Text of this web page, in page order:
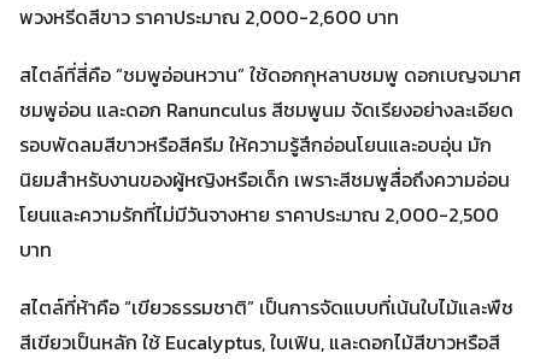
พวงหรีดสีขาว ราคาประมาณ 2,000-2,600 บาท
สไตล์ที่สี่คือ “ชมพูอ่อนหวาน” ใช้ดอกกุหลาบชมพู ดอกเบญจมาศ
ชมพูอ่อน และดอก Ranunculus สีชมพูนม จัดเรียงอย่างละเอียด
รอบพัดลมสีขาวหรือสีครีม ให้ความรู้สึกอ่อนโยนและอบอุ่น มัก
นิยมสำหรับงานของผู้หญิงหรือเด็ก เพราะสีชมพูสื่อถึงความอ่อน
โยนและความรักที่ไม่มีวันจางหาย ราคาประมาณ 2,000-2,500
บาท
สไตล์ที่ห้าคือ “เขียวธรรมชาติ” เป็นการจัดแบบที่เน้นใบไม้และพืช
สีเขียวเป็นหลัก ใช้ Eucalyptus, ใบเฟิน, และดอกไม้สีขาวหรือสี